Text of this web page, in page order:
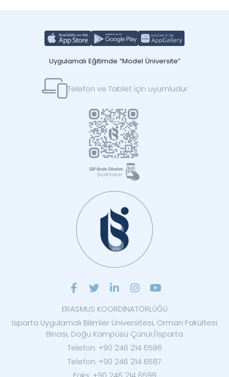
Uygulamalı Eğitimde “Model Üniversite”
Telefon ve Tablet için uyumludur
ERASMUS KOORDİNATÖRLÜĞÜ
Isparta Uygulamalı Bilimler Üniversitesi, Orman Fakültesi
Binası, Doğu Kampüsü Çünür/Isparta
Telefon: +90 246 214 6586
Telefon: +90 246 214 6587